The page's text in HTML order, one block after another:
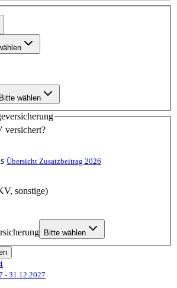
Bitte wählen
versichert?
Übersicht Zusatzbeitrag 2026
sonstige)
Bitte wählen
- 31.12.2027